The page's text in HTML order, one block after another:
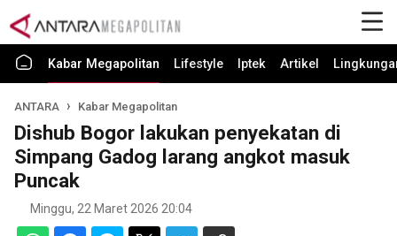
Kabar Megapolitan Lifestyle Iptek Artikel
ANTARA Kabar Megapolitan
Dishub Bogor lakukan penyekatan di
Simpang Gadog larang angkot masuk
Puncak
Minggu, 22 Maret 2026 20:04